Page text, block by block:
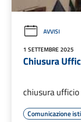
AVVISI
1 SETTEMBRE 2025
Chiusura
chiusura ufficio
Comunicazione